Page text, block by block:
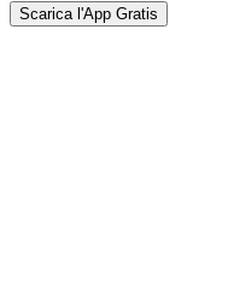
Scarica l'App Gratis